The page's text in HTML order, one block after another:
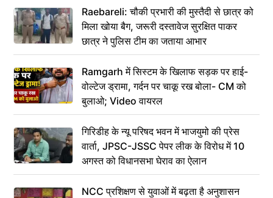
Raebareli: चौकी प्रभारी की मुस्तैदी से छात्र को
मिला खोया बैग, जरूरी दस्तावेज सुरक्षित पाकर
छात्र ने पुलिस टीम का जताया आभार
Ramgarh में सिस्टम के खिलाफ सड़क पर हाई-
वोल्टेज ड्रामा, गर्दन पर चाकू रख बोला- CM को
बुलाओ; Video वायरल
गिरिडीह के न्यू परिषद भवन में भाजयुमो की प्रेस
वार्ता, JPSC-JSSC पेपर लीक के विरोध में 10
अगस्त को विधानसभा घेराव का ऐलान
NCC प्रशिक्षण से युवाओं में बढ़ता है अनुशासन